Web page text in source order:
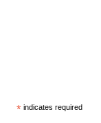
* indicates required